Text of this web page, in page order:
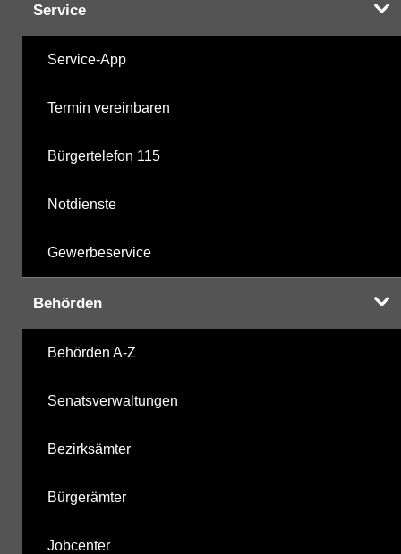
Service
Service-App
Termin vereinbaren
Bürgertelefon 115
Notdienste
Gewerbeservice
Behörden
Behörden A-Z
Senatsverwaltungen
Bezirksämter
Bürgerämter
Jobcenter